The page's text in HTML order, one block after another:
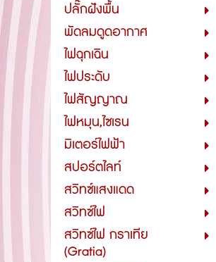
ปลั๊กฝังพื้น
พัดลมดูดอากาศ
ไฟฉุกเฉิน
ไฟประดับ
ไฟสัญญาณ
ไฟหมุน,ไซเรน
มิเตอร์ไฟฟ้า
สปอร์ตไลท์
สวิทซ์แสงแดด
สวิทซ์ไฟ
สวิทซ์ไฟ กราเทีย
(Gratia)